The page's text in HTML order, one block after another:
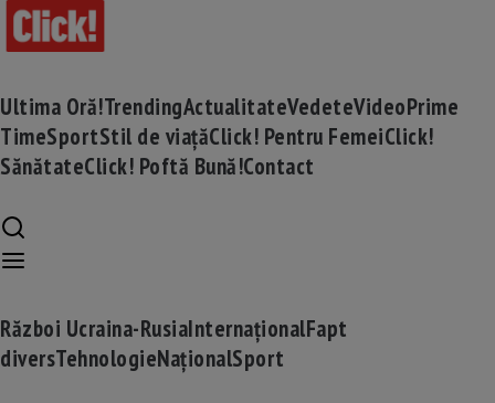
Ultima Oră!TrendingActualitateVedeteVideoPrime
TimeSportStil de viațăClick! Pentru FemeiClick!
SănătateClick! Poftă Bună!Contact
Război Ucraina-RusiaInternaționalFapt
diversTehnologieNaționalSport